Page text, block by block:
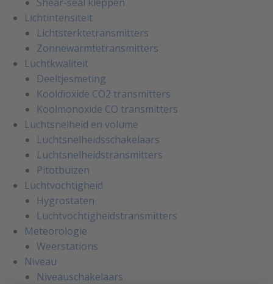
Lichtintensiteit
Lichtsterktetransmitters
Zonnewarmtetransmitters
Luchtkwaliteit
Deeltjesmeting
Kooldioxide CO2 transmitters
Koolmonoxide CO transmitters
Luchtsnelheid en volume
Luchtsnelheidsschakelaars
Luchtsnelheidstransmitters
Pitotbuizen
Luchtvochtigheid
Hygrostaten
Luchtvochtigheidstransmitters
Meteorologie
Weerstations
Niveau
Niveauschakelaars